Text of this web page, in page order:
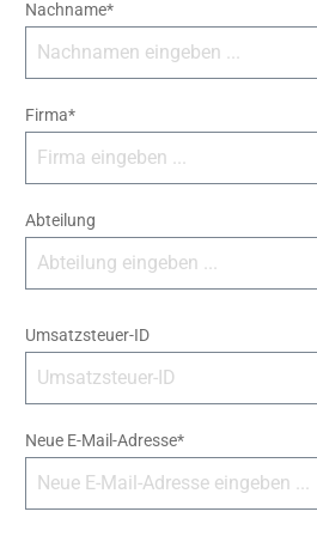
Nachname*
Firma*
Abteilung
Umsatzsteuer-ID
Neue E-Mail-Adresse*